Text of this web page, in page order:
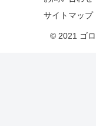
サイトマップ
© 2021 ゴ